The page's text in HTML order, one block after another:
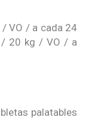
VO / a cada 24
20 kg / VO / a
palatables